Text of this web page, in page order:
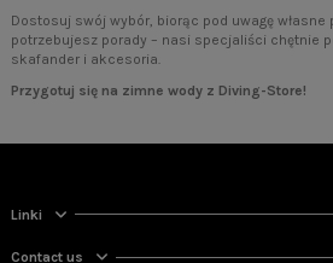
Dostosuj swój wybór, biorąc pod uwagę
potrzebujesz porady – nasi specjaliści chętnie
skafander i akcesoria.
Przygotuj się na zimne wody z Diving-Store!
Linki
Contact us